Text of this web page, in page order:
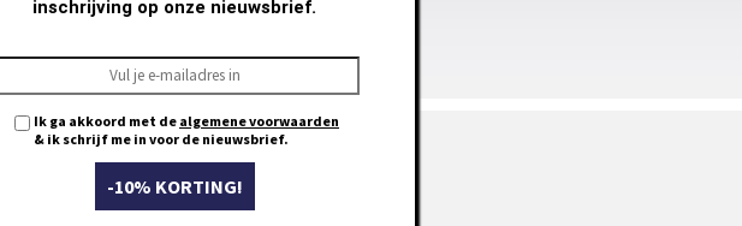
inschrijving op onze nieuwsbrief.
Ik ga akkoord met de algemene voorwaarden
& ik schrijf me in voor de nieuwsbrief.
-10% KORTING!